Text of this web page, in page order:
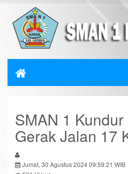
SMAN 1
Gerak Jalan 17
Jumat, 30 Agustus 2024 09:59:21 WIB